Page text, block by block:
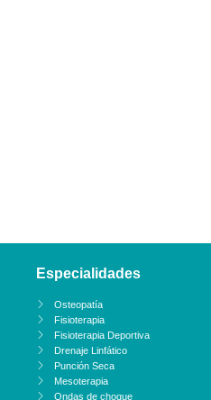
Especialidades
Osteopatía
Fisioterapia
Fisioterapia Deportiva
Drenaje Linfático
Punción Seca
Mesoterapia
Ondas de choque